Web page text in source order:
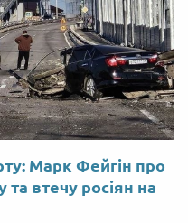
Марк Фейгін про
втечу росіян на